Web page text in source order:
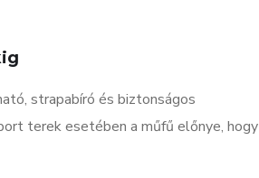
strapabíró és biztonságos
terek esetében a műfű előnye, hogy